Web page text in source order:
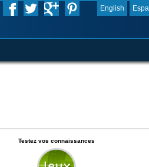
English
Testez vos connaissances